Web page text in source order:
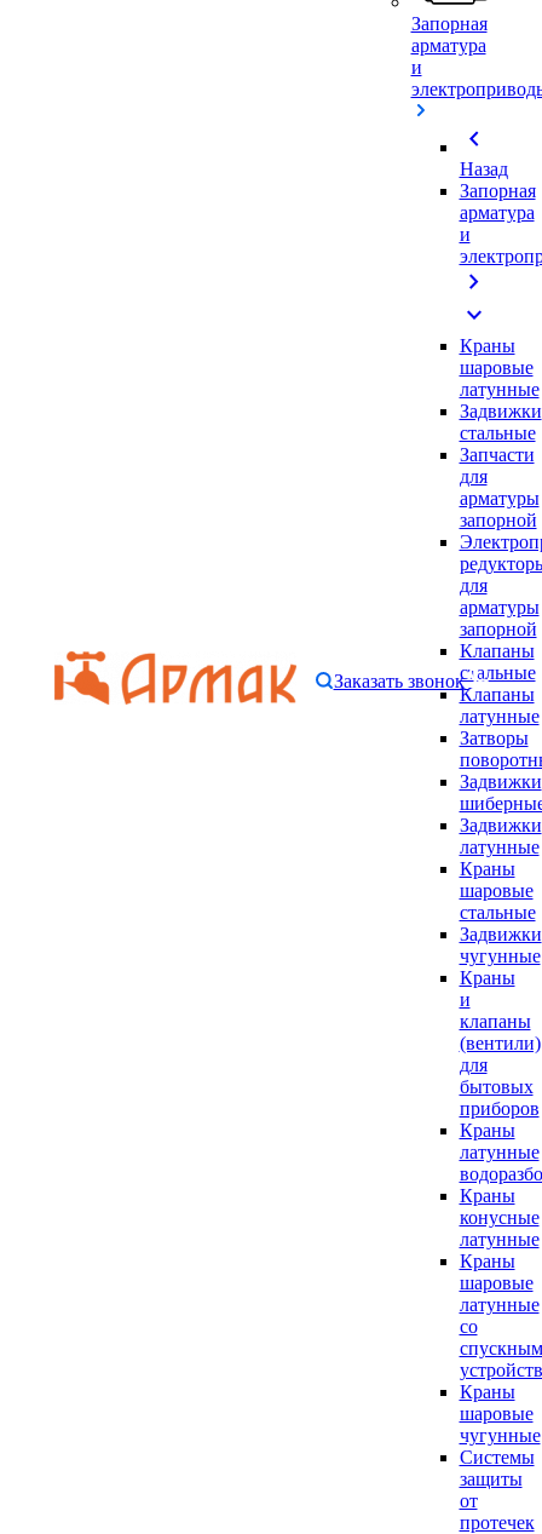
Запорная
арматура
и
chevron_left
Назад
Запорная
арматура
и
chevron_right
expand_more
Краны
шаровые
латунные
Задвижки
стальные
Запчасти
для
арматуры
запорной
для
арматуры
запорной
Клапаны
стальные
Клапаны
латунные
Затворы
Задвижки
Задвижки
латунные
Краны
шаровые
стальные
Задвижки
чугунные
Краны
и
клапаны
(вентили)
для
бытовых
приборов
Краны
латунные
Краны
конусные
латунные
Краны
шаровые
латунные
со
спускным
Краны
шаровые
чугунные
Системы
защиты
от
протечек
Заказать звонок